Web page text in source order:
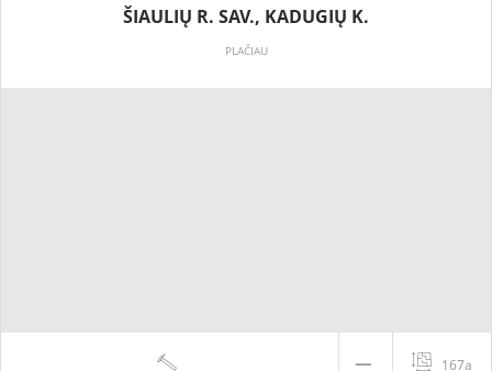
ŠIAULIŲ R. SAV., KADUGIŲ K.
PLAČIAU
167a